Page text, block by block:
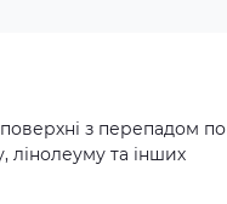
з перепадом по
лінолеуму та інших